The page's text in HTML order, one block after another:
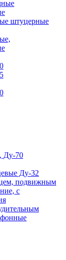
штуцерные
Ду-70
Ду-32
подвижным
с